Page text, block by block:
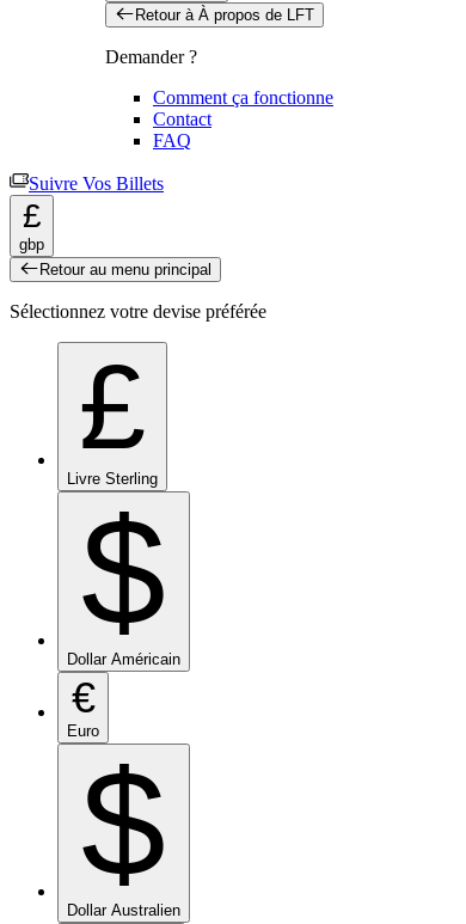
Retour à À propos de LFT
Demander ?
Comment ça fonctionne
Contact
FAQ
Suivre Vos Billets
£
gbp
Retour au menu principal
Sélectionnez votre devise préférée
£
Livre Sterling
$
Dollar Américain
€
Euro
$
Dollar Australien